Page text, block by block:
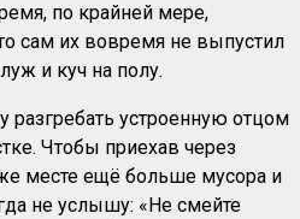
по крайней мере,
сам их вовремя не выпустил
и куч на полу.
разгребать устроенную отцом
Чтобы приехав через
месте ещё больше мусора и
не услышу: «Не смейте